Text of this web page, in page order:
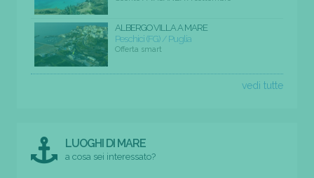
ALBERGO VILLA A MARE
Peschici (FG) / Puglia
Offerta smart
vedi tutte
LUOGHI DI MARE
a cosa sei interessato?